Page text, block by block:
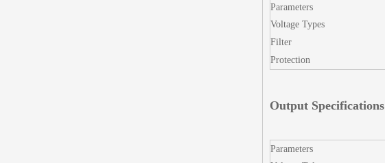
Parameters
Voltage Types
Filter
Protection
Output Specifications
Parameters